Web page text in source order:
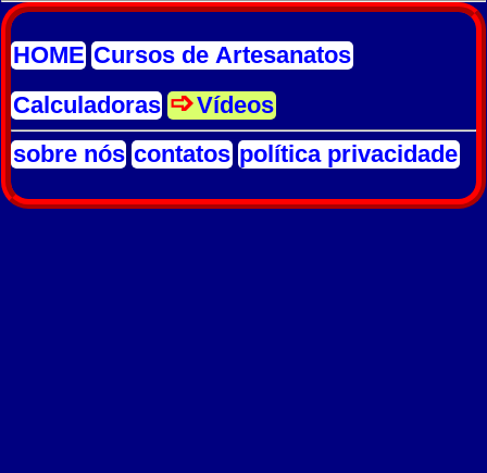
HOME Cursos de Artesanatos
Calculadoras
Vídeos
sobre nós contatos política privacidade